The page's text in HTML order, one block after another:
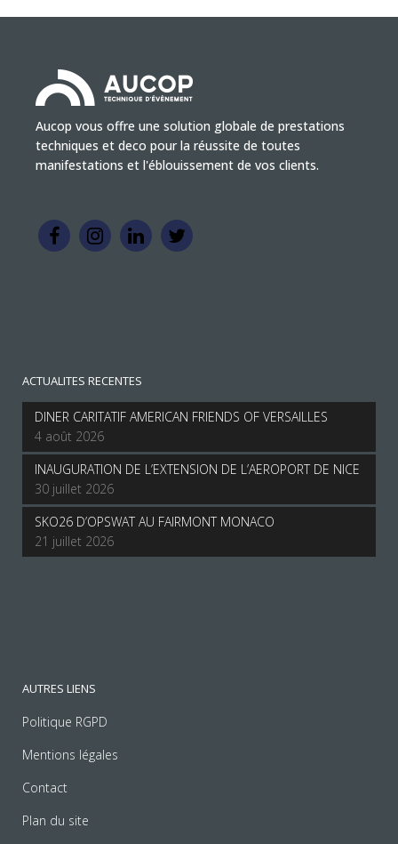
Aucop vous offre une solution globale de prestations
techniques et deco pour la réussite de toutes
manifestations et l'éblouissement de vos clients.
ACTUALITES RECENTES
DINER CARITATIF AMERICAN FRIENDS OF VERSAILLES
4 août 2026
INAUGURATION DE L’EXTENSION DE L’AEROPORT DE NICE
30 juillet 2026
SKO26 D’OPSWAT AU FAIRMONT MONACO
21 juillet 2026
AUTRES LIENS
Politique RGPD
Mentions légales
Contact
Plan du site